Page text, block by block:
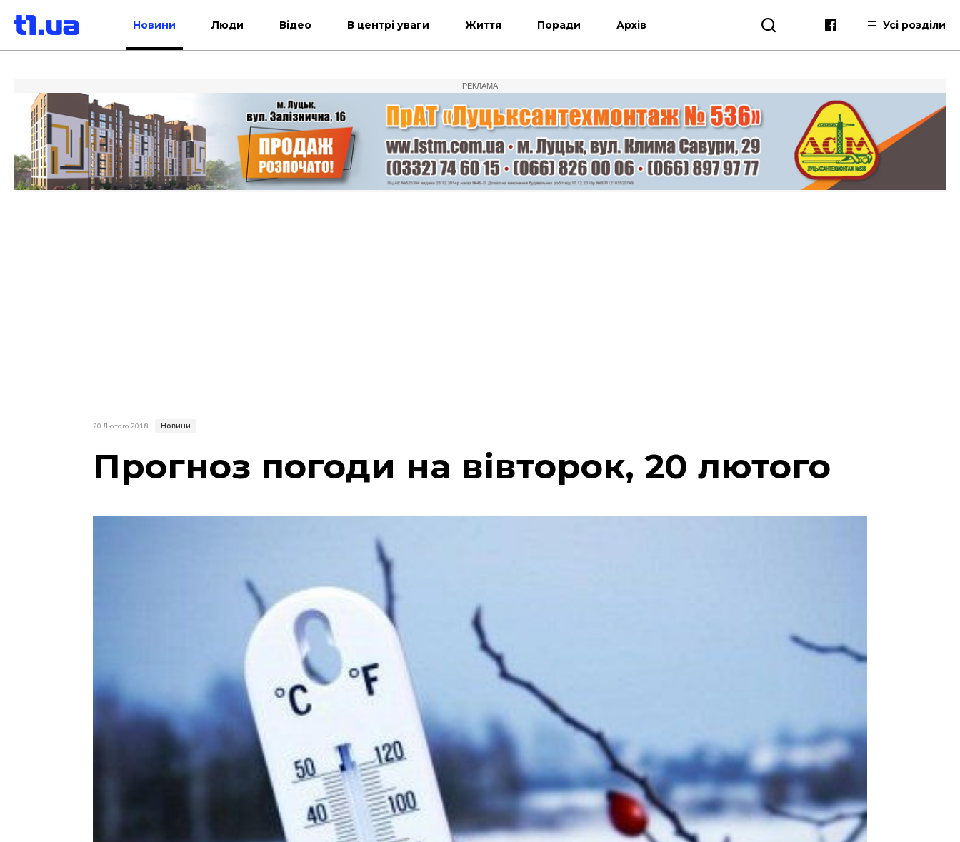
Новини Люди Відео В центрі уваги Життя Поради Архів Усі розділи
РЕКЛАМА
20 Лютого 2018 Новини
Прогноз погоди на вівторок, 20 лютого